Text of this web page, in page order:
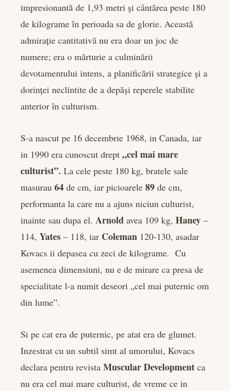
impresionantă de 1,93 metri și cântărea peste 180
de kilograme în perioada sa de glorie. Această
admirație cantitativă nu era doar un joc de
numere; era o mărturie a culminării
devotamentului intens, a planificării strategice și a
dorinței neclintite de a depăși reperele stabilite
anterior în culturism.
S-a nascut pe 16 decembrie 1968, in Canada, iar
in 1990 era cunoscut drept „cel mai mare
culturist”. La cele peste 180 kg, bratele sale
masurau 64 de cm, iar picioarele 89 de cm,
performanta la care nu a ajuns niciun culturist,
inainte sau dupa el. Arnold avea 109 kg, Haney –
114, Yates – 118, iar Coleman 120-130, asadar
Kovacs ii depasea cu zeci de kilograme. Cu
asemenea dimensiuni, nu e de mirare ca presa de
specialitate l-a numit deseori „cel mai puternic om
din lume”.
Si pe cat era de puternic, pe atat era de glumet.
Inzestrat cu un subtil simt al umorului, Kovacs
declara pentru revista Muscular Development ca
nu era cel mai mare culturist, de vreme ce in